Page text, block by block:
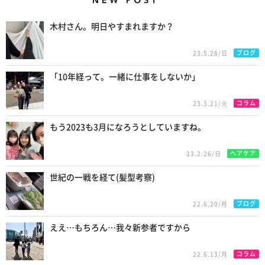
木村さん。明日やすまれますか？
23.5.28/日 ブログ
「10年経って。一緒に仕事をしないか」
23.3.21/火 コラム
もう2023も3月になろうとしていますね。
23.2.26/日 ヘアケア
世紀の一戦を経て(髪型考察)
22.6.20/月 ブログ
ええ…もちろん…我々新参者ですから
22.6.13/月 コラム